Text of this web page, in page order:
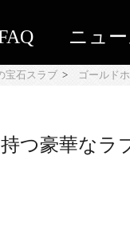
ニュー
宝石スラブ > ゴールド
つ豪華なラ